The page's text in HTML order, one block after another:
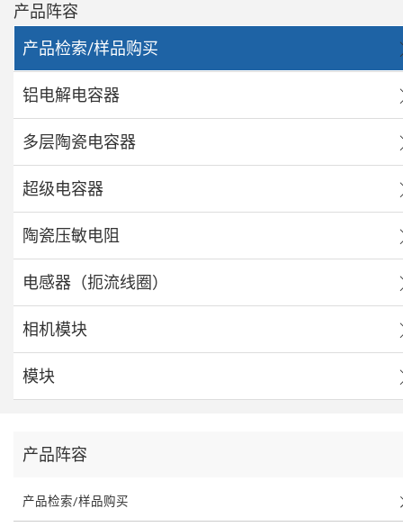
产品阵容
产品检索/样品购买
铝电解电容器
多层陶瓷电容器
超级电容器
陶瓷压敏电阻
电感器（扼流线圈）
相机模块
模块
产品阵容
产品检索/样品购买